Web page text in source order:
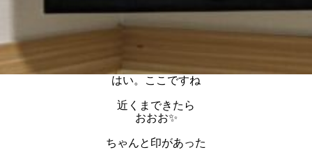
はい。ここですね
近くまできたら
おおお✨
ちゃんと印があった